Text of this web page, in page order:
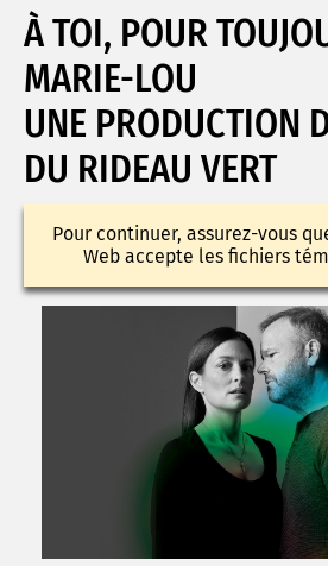
À TOI, POUR
MARIE-LOU
UNE PRODUCTION
DU RIDEAU VERT
Pour continuer, assurez-vous
Web accepte les fichiers